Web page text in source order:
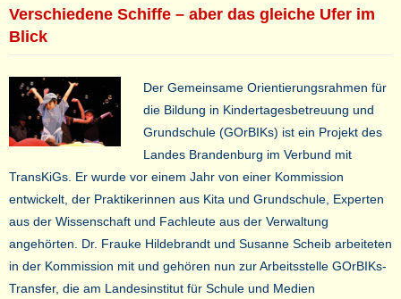
Verschiedene Schiffe – aber das gleiche Ufer im
Blick
Der Gemeinsame Orientierungsrahmen für
die Bildung in Kindertagesbetreuung und
Grundschule (GOrBIKs) ist ein Projekt des
Landes Brandenburg im Verbund mit
TransKiGs. Er wurde vor einem Jahr von einer Kommission
entwickelt, der Praktikerinnen aus Kita und Grundschule, Experten
aus der Wissenschaft und Fachleute aus der Verwaltung
angehörten. Dr. Frauke Hildebrandt und Susanne Scheib arbeiteten
in der Kommission mit und gehören nun zur Arbeitsstelle GOrBIKs-
Transfer, die am Landesinstitut für Schule und Medien